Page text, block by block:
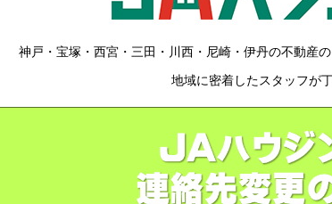
神戸・宝塚・西宮・三田・川西・尼崎・伊丹の不動産
地域に密着したスタッフが